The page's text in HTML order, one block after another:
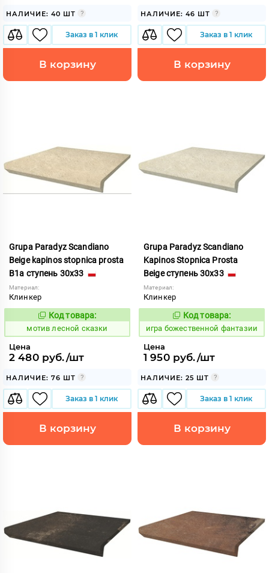
НАЛИЧИЕ: 40 ШТ
Заказ в 1 клик
В корзину
НАЛИЧИЕ: 46 ШТ
Заказ в 1 клик
В корзину
Grupa Paradyz Scandiano
Beige kapinos stopnica prosta
B1a ступень 30x33
Материал:
Клинкер
1037090
Код товара:
мотив лесной сказки
Цена
2 480 руб./шт
НАЛИЧИЕ: 76 ШТ
Заказ в 1 клик
В корзину
Grupa Paradyz Scandiano
Kapinos Stopnica Prosta
Beige ступень 30x33
Материал:
Клинкер
547737
Код товара:
игра божественной фантазии
Цена
1 950 руб./шт
НАЛИЧИЕ: 25 ШТ
Заказ в 1 клик
В корзину